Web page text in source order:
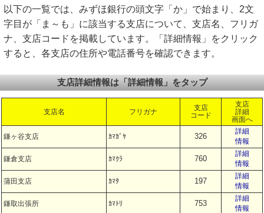
以下の一覧では、みずほ銀行の頭文字「か」で始まり、2文
字目が「ま～も」に該当する支店について、支店名、フリガ
ナ、支店コードを掲載しています。「詳細情報」をクリック
すると、各支店の住所や電話番号を確認できます。
支店詳細情報は「詳細情報」をタップ
支店名 フリガナ
支店
コード
支店
詳細
画面へ
鎌ヶ谷支店 ｶﾏｶﾞﾔ 326
詳細
情報
鎌倉支店 ｶﾏｸﾗ 760
詳細
情報
蒲田支店 ｶﾏﾀ 197
詳細
情報
鎌取出張所 ｶﾏﾄﾘ 753
詳細
情報